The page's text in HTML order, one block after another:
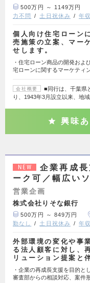
500万円 ～ 1149万円
力不問
土日祝休み 年
個人向け住宅ローン
売施策の立案、マー
せします。
・住宅ローン商品の開発およ
宅ローンに関するマーケティ
会社概要
■同行は、千葉県
り、1943年3月設立以来、地
興味あ
NEW
企業再成
ーク可／幅広い
営業企画
株式会社りそな銀行
500万円 ～ 849万円
勤なし
土日祝休み 年
外部環境の変化や事
る法人顧客に対し、
リューション提案と
・企業の再成長支援を目的と
審査部からの相談対応、案件